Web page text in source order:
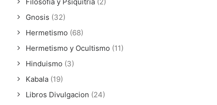
Gnosis (32)
Hermetismo (68)
Hermetismo y Ocultismo (11)
Hinduismo (3)
Kabala (19)
Libros Divulgacion (24)